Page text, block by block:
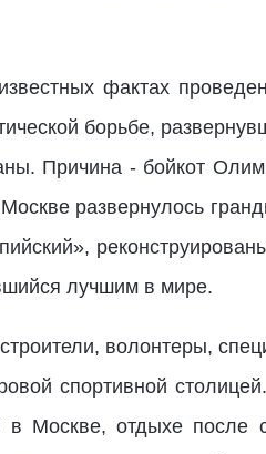
фактах
борьбе,
Причина - бойкот
развернулось
лучшим в мире.
волонтеры,
спортивной
в Москве, отдыхе после